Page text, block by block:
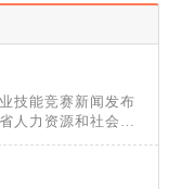
技能竞赛新闻发布
人力资源和社会保
技能人才培养水